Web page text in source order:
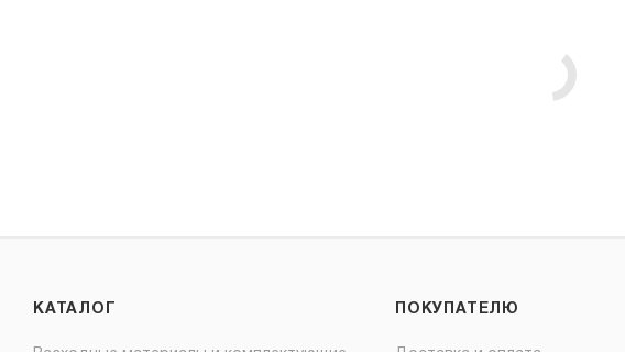
КАТАЛОГ ПОКУПАТЕЛЮ